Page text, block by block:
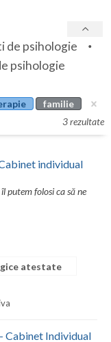
de psihologie
psihologie
familie
3 rezultate
individual
putem folosi ca să ne
atestate
Cabinet Individual